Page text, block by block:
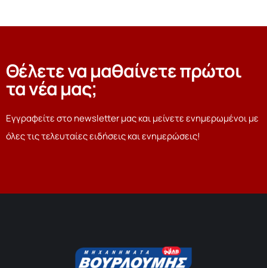
Θέλετε να μαθαίνετε πρώτοι
τα νέα μας;
Εγγραφείτε στο newsletter μας και μείνετε ενημερωμένοι με
όλες τις τελευταίες ειδήσεις και ενημερώσεις!